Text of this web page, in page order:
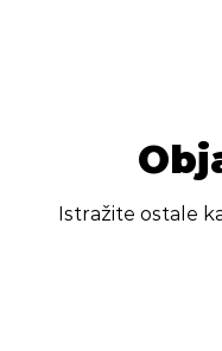
Istražite ostale